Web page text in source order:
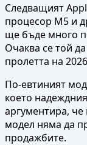
Следващият
процесор M5 и
ще бъде много
Очаква се той
пролетта на
По-евтиният
което
аргументира, че
модел няма да
продажбите.